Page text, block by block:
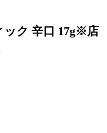
ック 辛口 17g※店